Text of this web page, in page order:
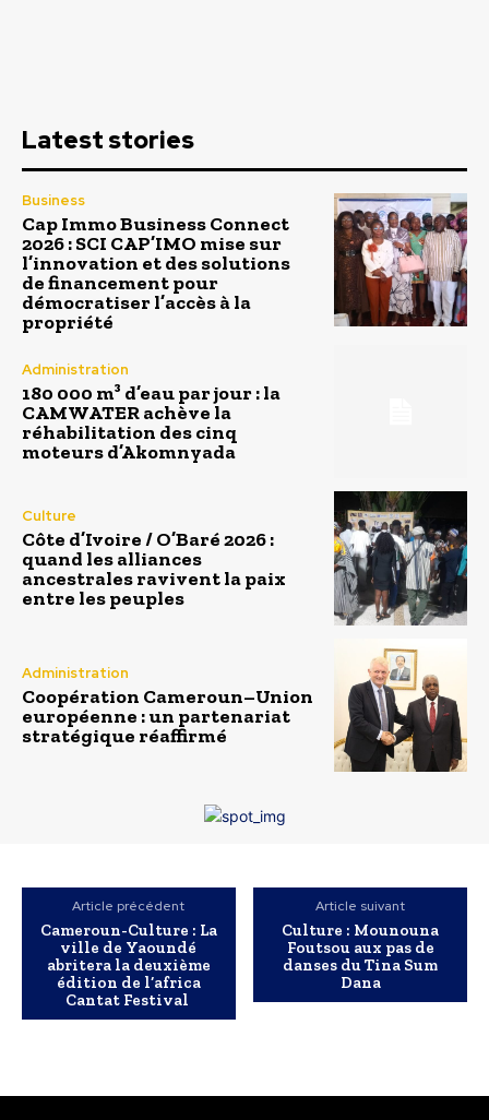
Latest stories
Business
Cap Immo Business Connect
2026 : SCI CAP’IMO mise sur
l’innovation et des solutions
de financement pour
démocratiser l’accès à la
propriété
Administration
180 000 m³ d’eau par jour : la
CAMWATER achève la
réhabilitation des cinq
moteurs d’Akomnyada
Culture
Côte d’Ivoire / O’Baré 2026 :
quand les alliances
ancestrales ravivent la paix
entre les peuples
Administration
Coopération Cameroun–Union
européenne : un partenariat
stratégique réaffirmé
Article précédent
Cameroun-Culture : La
ville de Yaoundé
abritera la deuxième
édition de l’africa
Cantat Festival
Article suivant
Culture : Mounouna
Foutsou aux pas de
danses du Tina Sum
Dana